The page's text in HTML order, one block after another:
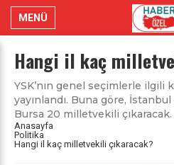
MENÜ
Hangi il kaç
YSK’nın genel seçimlerle ilgili
yayınlandı. Buna göre,
Bursa 20 milletvekili çıkaracak.
Anasayfa
Politika
Hangi il kaç milletvekili çıkaracak?